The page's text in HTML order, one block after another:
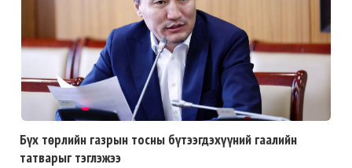
Бүх төрлийн газрын тосны бүтээгдэхүүний гаалийн
татварыг тэглэжээ